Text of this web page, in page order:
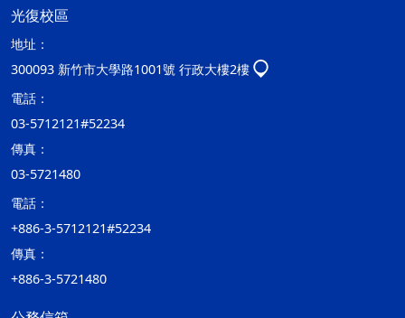
光復校區
地址：
300093 新竹市大學路1001號 行政大樓2樓
電話：
03-5712121#52234
傳真：
03-5721480
電話：
+886-3-5712121#52234
傳真：
+886-3-5721480